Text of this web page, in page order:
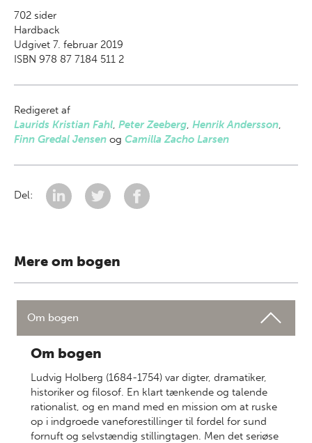
702 sider
Hardback
Udgivet 7. februar 2019
ISBN 978 87 7184 511 2
Redigeret af
Laurids Kristian Fahl, Peter Zeeberg, Henrik Andersson,
Finn Gredal Jensen og Camilla Zacho Larsen
Del:
Mere om bogen
Om bogen
Om bogen
Ludvig Holberg (1684-1754) var digter, dramatiker,
historiker og filosof. En klart tænkende og talende
rationalist, og en mand med en mission om at ruske
op i indgroede vaneforestillinger til fordel for sund
fornuft og selvstændig stillingtagen. Men det seriøse